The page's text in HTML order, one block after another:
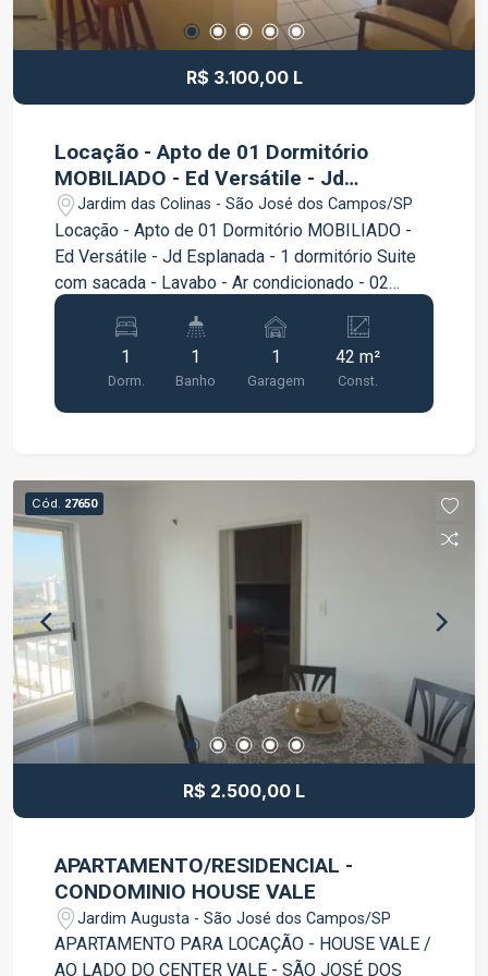
informações e agende uma visita.
R$ 3.100,00 L
Locação - Apto de 01 Dormitório
MOBILIADO - Ed Versátile - Jd
Esplanada
Jardim das Colinas - São José dos Campos/SP
Locação - Apto de 01 Dormitório MOBILIADO -
Ed Versátile - Jd Esplanada - 1 dormitório Suite
com sacada - Lavabo - Ar condicionado - 02
Smart TVs - Sofa cama novo - colchão ortopédico
novo - colchao ortopedico novo - cama casal box
baú nova - Telado - 01 Vaga Garagem coberta
terreo - Academia - Sauna - Sala de Jogos -
Salão de Festa - Sol da manhã
1
Dorm.
1
Banho
1
Garagem
42 m²
Const.
Cód. 27650
R$ 2.500,00 L
APARTAMENTO/RESIDENCIAL -
CONDOMINIO HOUSE VALE
Jardim Augusta - São José dos Campos/SP
APARTAMENTO PARA LOCAÇÃO - HOUSE VALE /
AO LADO DO CENTER VALE - SÃO JOSÉ DOS